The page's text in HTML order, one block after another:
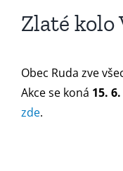
Zlaté kolo
Obec Ruda zve
Akce se koná 15.
zde.